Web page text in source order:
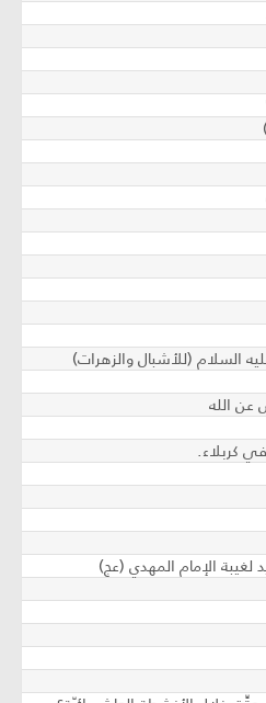
السلام (للأشبال والزهرات)
عن الله
في كربلاء.
لغيبة الإمام المهدي (عج)